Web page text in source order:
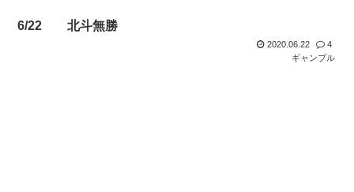
6/22 北斗無勝
2020.06.22
4
ギャンブル